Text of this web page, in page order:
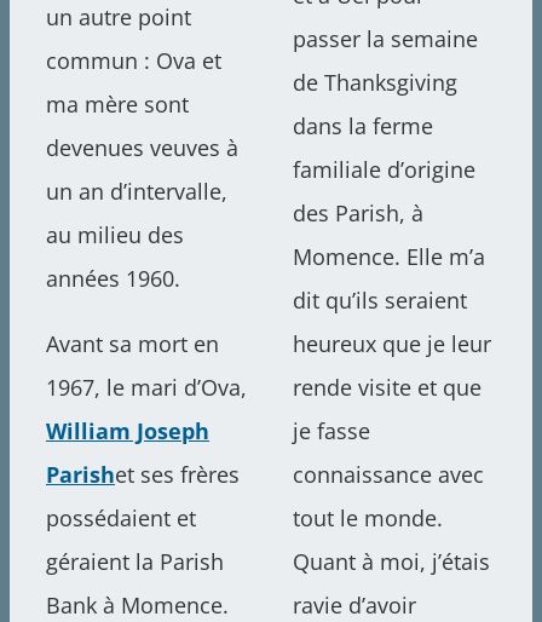
un autre point
commun : Ova et
ma mère sont
devenues veuves à
un an d’intervalle,
au milieu des
années 1960.
Avant sa mort en
1967, le mari d’Ova,
William Joseph
Parishet ses frères
possédaient et
géraient la Parish
Bank à Momence.
passer la semaine
de Thanksgiving
dans la ferme
familiale d’origine
des Parish, à
Momence. Elle m’a
dit qu’ils seraient
heureux que je leur
rende visite et que
je fasse
connaissance avec
tout le monde.
Quant à moi, j’étais
ravie d’avoir